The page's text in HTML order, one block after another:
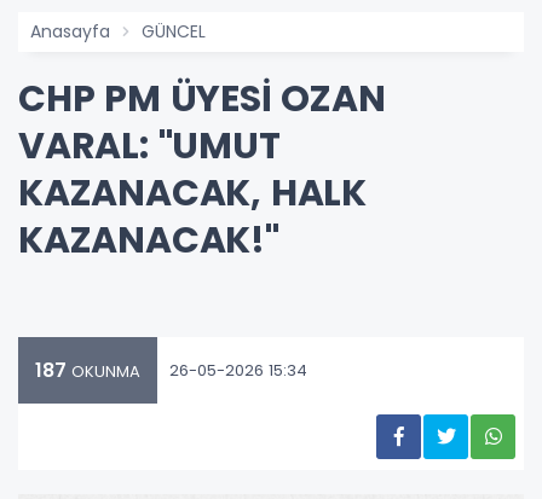
Anasayfa GÜNCEL
CHP PM ÜYESİ OZAN
VARAL: "UMUT
KAZANACAK, HALK
KAZANACAK!"
187 OKUNMA 26-05-2026 15:34